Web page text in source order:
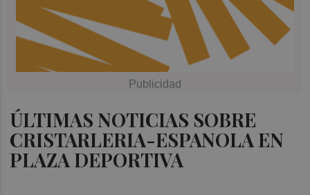
ÚLTIMAS NOTICIAS SOBRE
CRISTARLERIA-ESPANOLA EN
PLAZA DEPORTIVA